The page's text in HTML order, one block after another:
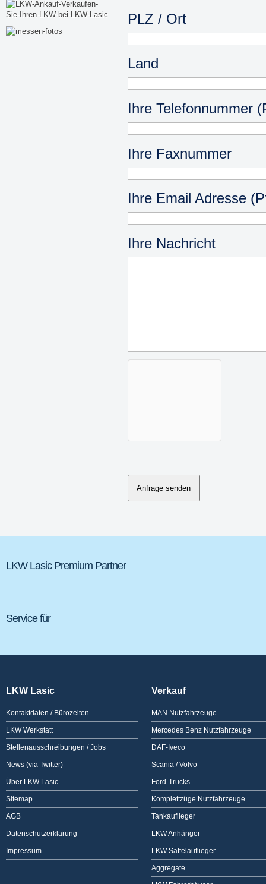
PLZ / Ort
Land
Ihre Telefonnummer
Ihre Faxnummer
Ihre Email Adresse
Ihre Nachricht
Anfrage senden
LKW Lasic Premium Partner
Service für
LKW Lasic
Kontaktdaten / Bürozeiten
LKW Werkstatt
Stellenausschreibungen / Jobs
News (via Twitter)
Über LKW Lasic
Sitemap
AGB
Datenschutzerklärung
Impressum
Verkauf
MAN Nutzfahrzeuge
Mercedes Benz Nutzfahrzeuge
DAF-Iveco
Scania / Volvo
Ford-Trucks
Komplettzüge Nutzfahrzeuge
Tankauflieger
LKW Anhänger
LKW Sattelauflieger
Aggregate